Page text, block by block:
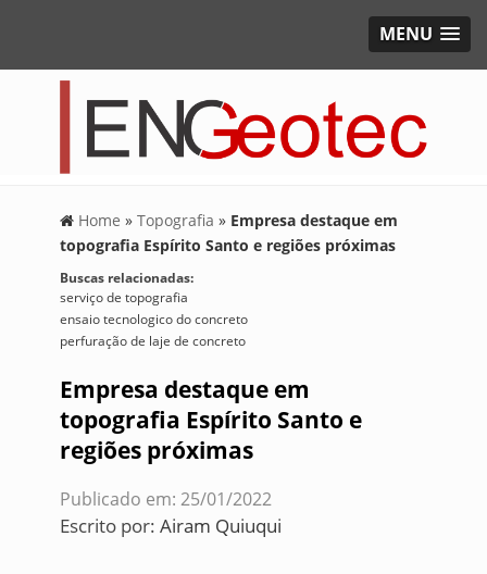
MENU
Home » Topografia » Empresa destaque em
topografia Espírito Santo e regiões próximas
Buscas relacionadas:
serviço de topografia
ensaio tecnologico do concreto
perfuração de laje de concreto
Empresa destaque em
topografia Espírito Santo e
regiões próximas
Publicado em: 25/01/2022
Escrito por: Airam Quiuqui